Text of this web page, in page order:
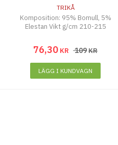
TRIKÅ
Komposition: 95% Bomull, 5%
Elestan Vikt g/cm 210-215
76,30 KR 109KR
LÄGG I KUNDVAGN